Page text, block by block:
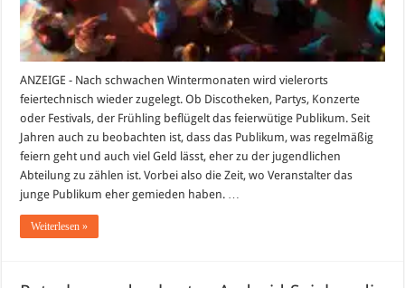
ANZEIGE - Nach schwachen Wintermonaten wird vielerorts
feiertechnisch wieder zugelegt. Ob Discotheken, Partys, Konzerte
oder Festivals, der Frühling beflügelt das feierwütige Publikum. Seit
Jahren auch zu beobachten ist, dass das Publikum, was regelmäßig
feiern geht und auch viel Geld lässt, eher zu der jugendlichen
Abteilung zu zählen ist. Vorbei also die Zeit, wo Veranstalter das
junge Publikum eher gemieden haben. …
Weiterlesen »